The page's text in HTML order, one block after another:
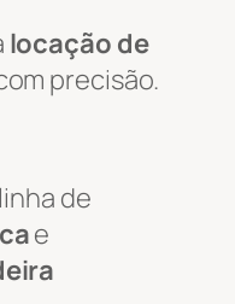
locação de
precisão.
de
e